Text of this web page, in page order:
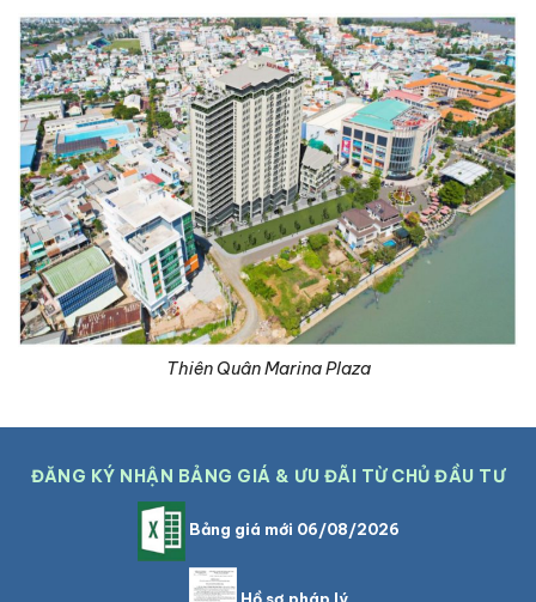
Thiên Quân Marina Plaza
ĐĂNG KÝ NHẬN BẢNG GIÁ & ƯU ĐÃI TỪ CHỦ ĐẦU TƯ
Bảng giá mới 06/08/2026